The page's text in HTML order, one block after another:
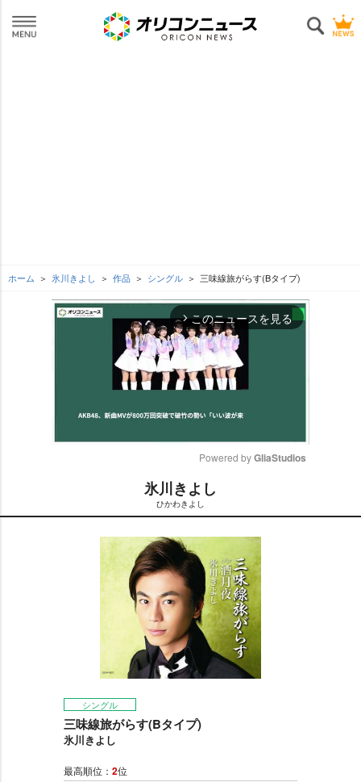
ホーム 氷川きよし 作品 シングル 三味線旅がらす(Bタイプ)
arrow_forward_ios このニュースを見る
t
e
Powered by GliaStudios
氷川きよし
ひかわきよし
シングル
三味線旅がらす(Bタイプ)
氷川きよし
最高順位： 2位